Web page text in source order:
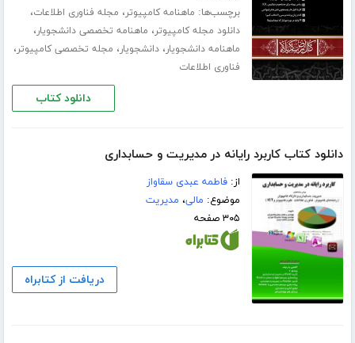
برچسب‌ها: ماهنامه کامپیوتر، مجله فناوری اطلاعات،
دانلود مجله کامپیوتر، ماهنامه تخصصی دانشجویار،
ماهنامه دانشجویار،دانشجویار، مجله تخصصی کامپیوتر،
فناوری اطلاعات
دانلود کتاب
دانلود کتاب کاربرد رایانه در مدیریت و حسابداری
از:فاطمه عبدی سقاواز
موضوع: مالی، مدیریت
۳۰۵ صفحه
دریافت از کتابراه